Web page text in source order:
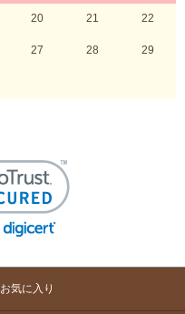
20 21 22
27 28 29
お気に入り